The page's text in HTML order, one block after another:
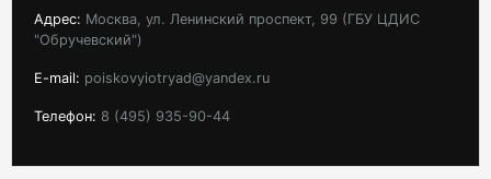
Адрес: Москва, ул. Ленинский проспект, 99 (ГБУ ЦДИС
"Обручевский")
E-mail: poiskovyiotryad@yandex.ru
Телефон: 8 (495) 935-90-44